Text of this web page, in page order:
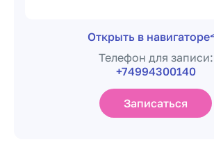
Открыть в навигаторе
Телефон для записи:
+74994300140
Записаться